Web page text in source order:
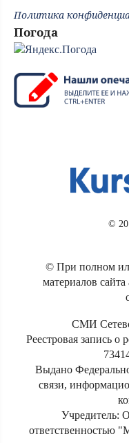
Политика
Погода
©
© При полном
материалов
СМИ
Реестровая запись
Выдано
связи,
Учредитель:
ответственностью